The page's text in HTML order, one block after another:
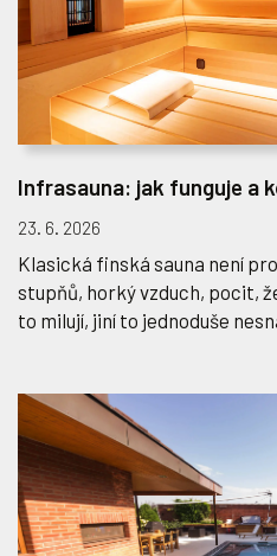
Infrasauna: jak funguje a
23. 6. 2026
Klasická finská sauna není
stupňů, horký vzduch, pocit,
to milují, jiní to jednoduše